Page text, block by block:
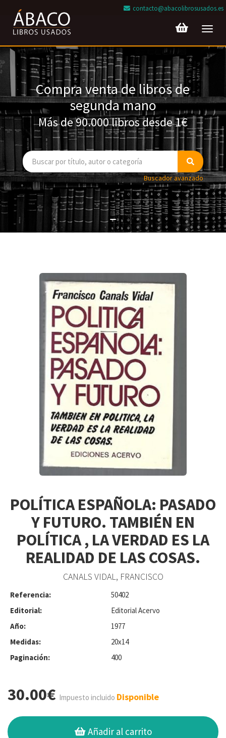
contacto@abacolibrosusados.es
Compra venta de libros de
segunda mano
Más de 90.000 libros desde 1€
Buscador avanzado
POLÍTICA ESPAÑOLA: PASADO
Y FUTURO. TAMBIÉN EN
POLÍTICA , LA VERDAD ES LA
REALIDAD DE LAS COSAS.
CANALS VIDAL, FRANCISCO
Referencia:
50402
Editorial:
Editorial Acervo
Año:
1977
Medidas:
20x14
Paginación:
400
30.00€ Impuesto incluido Disponible
Añadir al carrito